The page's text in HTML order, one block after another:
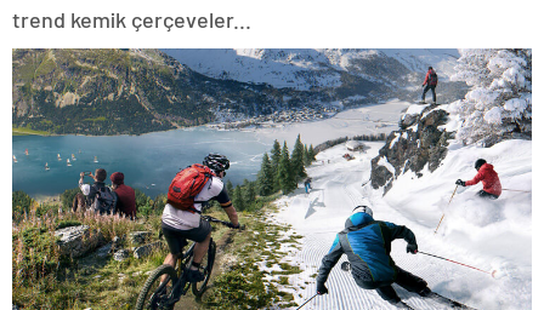
trend kemik çerçeveler...